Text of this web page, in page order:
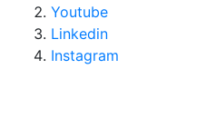
Youtube
Linkedin
Instagram